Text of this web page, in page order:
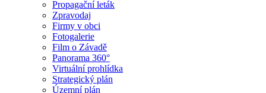
Propagační leták
Zpravodaj
Firmy v obci
Fotogalerie
Film o Závadě
Panorama 360°
Virtuální prohlídka
Strategický plán
Územní plán